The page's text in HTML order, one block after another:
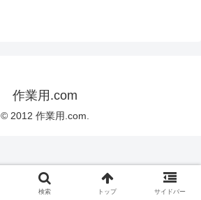
作業用.com
© 2012 作業用.com.
検索 トップ サイドバー